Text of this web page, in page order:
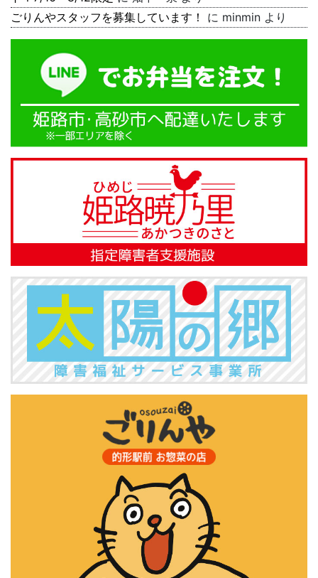
ごりんやスタッフを募集しています！
に minmin より